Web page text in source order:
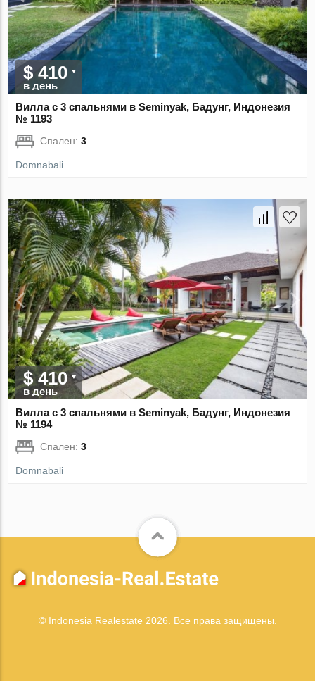
$ 410
в день
Вилла с 3 спальнями в Seminyak, Бадунг, Индонезия
№ 1193
Спален:3
Domnabali
$ 410
в день
Вилла с 3 спальнями в Seminyak, Бадунг, Индонезия
№ 1194
Спален:3
Domnabali
© Indonesia Realestate 2026. Все права защищены.